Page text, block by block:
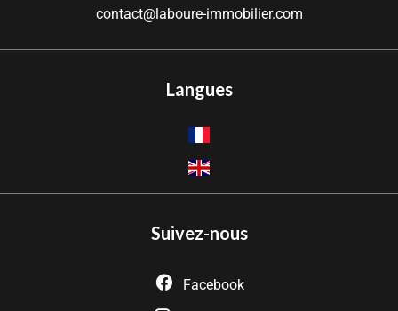
contact@laboure-immobilier.com
Langues
Suivez-nous
Facebook